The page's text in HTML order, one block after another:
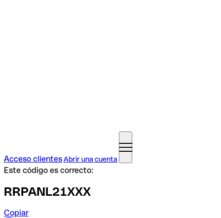
Acceso clientesAbrir una cuenta
Este código es correcto:
RRPANL21XXX
Copiar